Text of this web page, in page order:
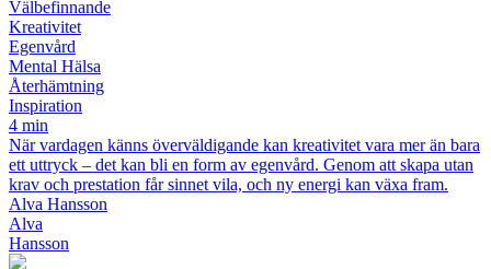
Välbefinnande
Kreativitet
Egenvård
Mental Hälsa
Återhämtning
Inspiration
4 min
När vardagen känns överväldigande kan kreativitet vara mer än bara
ett uttryck – det kan bli en form av egenvård. Genom att skapa utan
krav och prestation får sinnet vila, och ny energi kan växa fram.
Alva Hansson
Alva
Hansson